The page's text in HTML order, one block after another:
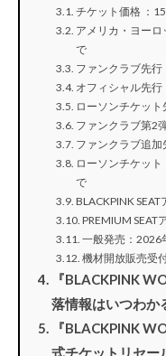
チケット価格 ：
アメリカ・ヨー
で
ファンクラブ先
オフィシャル先
ローソンチケッ
ファンクラブ第2
ファンクラブ追
ローソンチケッ
で
BLACKPINK
PREMIUM
一般発売：2026
機材開放販売受
『BLACKPINK
落情報はいつわか
『BLACKPINK
式チケットリセー